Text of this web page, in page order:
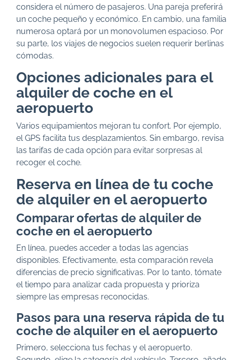
considera el número de pasajeros. Una pareja preferirá
un coche pequeño y económico. En cambio, una familia
numerosa optará por un monovolumen espacioso. Por
su parte, los viajes de negocios suelen requerir berlinas
cómodas.
Opciones adicionales para el
alquiler de coche en el
aeropuerto
Varios equipamientos mejoran tu confort. Por ejemplo,
el GPS facilita tus desplazamientos. Sin embargo, revisa
las tarifas de cada opción para evitar sorpresas al
recoger el coche.
Reserva en línea de tu coche
de alquiler en el aeropuerto
Comparar ofertas de alquiler de
coche en el aeropuerto
En línea, puedes acceder a todas las agencias
disponibles. Efectivamente, esta comparación revela
diferencias de precio significativas. Por lo tanto, tómate
el tiempo para analizar cada propuesta y prioriza
siempre las empresas reconocidas.
Pasos para una reserva rápida de tu
coche de alquiler en el aeropuerto
Primero, selecciona tus fechas y el aeropuerto.